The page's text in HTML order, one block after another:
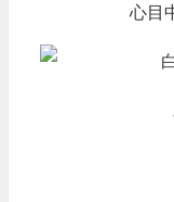
心目